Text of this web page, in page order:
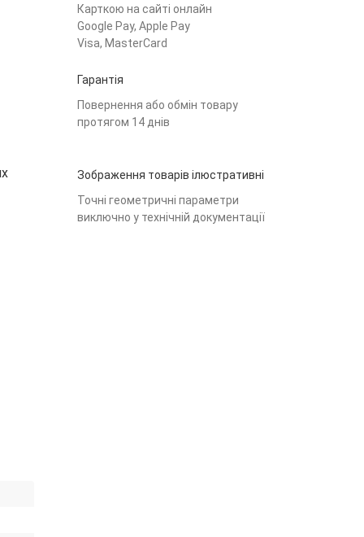
Карткою на сайті онлайн
Google Pay, Apple Pay
Visa, MasterCard
Гарантія
Повернення або обмін товару
протягом 14 днів
Зображення товарів ілюстративні
Точні геометричні параметри
виключно у технічній документації